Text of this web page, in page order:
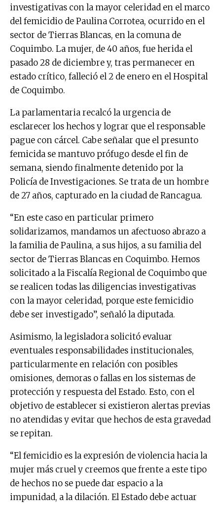
investigativas con la mayor celeridad en el marco
del femicidio de Paulina Corrotea, ocurrido en el
sector de Tierras Blancas, en la comuna de
Coquimbo. La mujer, de 40 años, fue herida el
pasado 28 de diciembre y, tras permanecer en
estado crítico, falleció el 2 de enero en el Hospital
de Coquimbo.
La parlamentaria recalcó la urgencia de
esclarecer los hechos y lograr que el responsable
pague con cárcel. Cabe señalar que el presunto
femicida se mantuvo prófugo desde el fin de
semana, siendo finalmente detenido por la
Policía de Investigaciones. Se trata de un hombre
de 27 años, capturado en la ciudad de Rancagua.
“En este caso en particular primero
solidarizamos, mandamos un afectuoso abrazo a
la familia de Paulina, a sus hijos, a su familia del
sector de Tierras Blancas en Coquimbo. Hemos
solicitado a la Fiscalía Regional de Coquimbo que
se realicen todas las diligencias investigativas
con la mayor celeridad, porque este femicidio
debe ser investigado”, señaló la diputada.
Asimismo, la legisladora solicitó evaluar
eventuales responsabilidades institucionales,
particularmente en relación con posibles
omisiones, demoras o fallas en los sistemas de
protección y respuesta del Estado. Esto, con el
objetivo de establecer si existieron alertas previas
no atendidas y evitar que hechos de esta gravedad
se repitan.
“El femicidio es la expresión de violencia hacia la
mujer más cruel y creemos que frente a este tipo
de hechos no se puede dar espacio a la
impunidad, a la dilación. El Estado debe actuar